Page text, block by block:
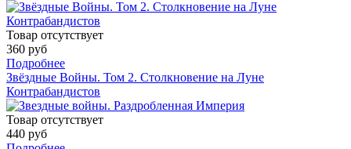
Товар отсутствует
360 руб
Подробнее
Звёздные Войны. Том 2. Столкновение на Луне
Контрабандистов
Товар отсутствует
440 руб